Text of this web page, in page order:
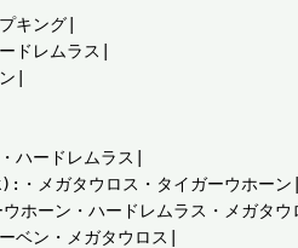
キング|
ドレムラス|
|
ハードレムラス|
・メガタウロス・タイガーウホーン|
ホーン・ハードレムラス・メガタウ
ベン・メガタウロス|